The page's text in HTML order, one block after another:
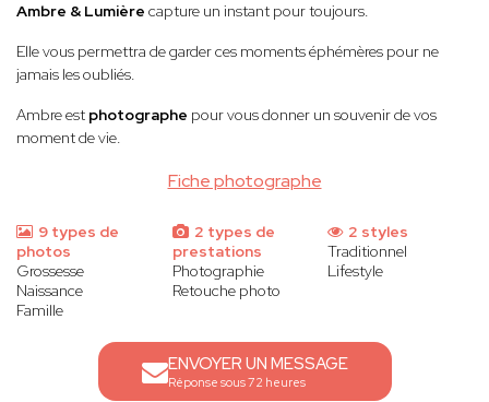
Fiche photographe
Ambre & Lumière capture un instant pour toujours.
Elle vous permettra de garder ces moments éphémères pour ne
jamais les oubliés.
Ambre est photographe pour vous donner un souvenir de vos
moment de vie.
9 types de
photos
Grossesse
Naissance
Famille
2 types de
prestations
Photographie
Retouche photo
2 styles
Traditionnel
Lifestyle
ENVOYER UN MESSAGE
Réponse sous 72 heures